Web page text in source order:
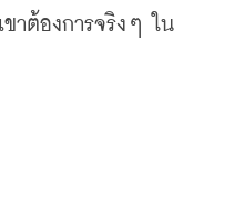
าต้องการจริงๆ
ใน